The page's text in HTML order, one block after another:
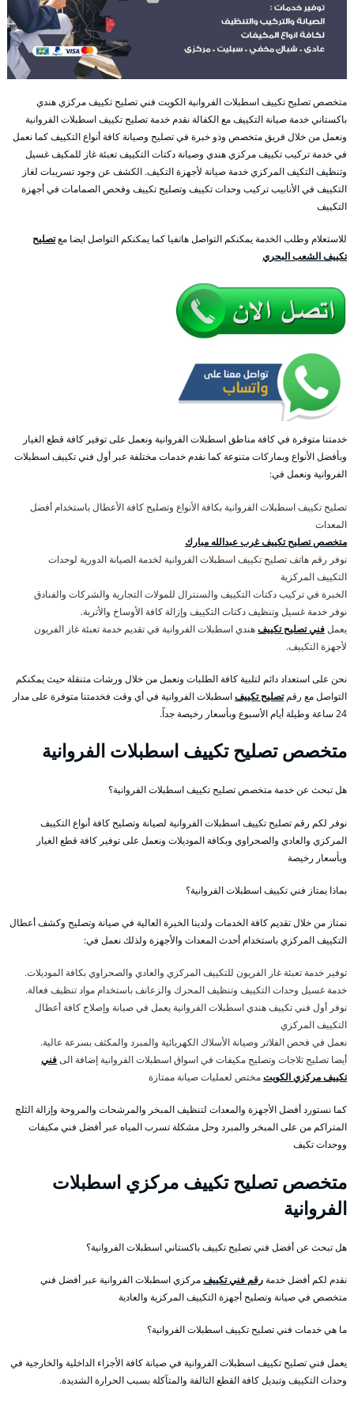
متخصص تصليح تكييف اسطبلات الفروانية الكويت فني تصليح تكييف مركزي هندي
باكستاني خدمة صيانة التكييف مع الكفالة نقدم خدمة تصليح تكييف اسطبلات الفروانية
ونعمل من خلال فريق متخصص وذو خبرة في تصليح وصيانة كافة أنواع التكييف كما نعمل
في خدمة تركيب تكييف مركزي هندي وصيانة دكتات التكييف تعبئة غاز للمكيف غسيل
وتنظيف التكيف المركزي خدمة صيانة لأجهزة التكيف. الكشف عن وجود تسريبات لغاز
التكييف في الأنابيب تركيب وحدات تكييف وتصليح تكييف وفحص الصمامات في أجهزة
التكييف
للاستعلام وطلب الخدمة يمكنكم التواصل هاتفيا كما يمكنكم التواصل ايضا معتصليح
تكييف الشعب البحري
خدمتنا متوفرة في كافة مناطق اسطبلات الفروانية ونعمل على توفير كافة قطع الغيار
وبأفضل الأنواع وبماركات متنوعة كما نقدم خدمات مختلفة عبر أول فني تكييف اسطبلات
الفروانية ونعمل في:
تصليح تكييف اسطبلات الفروانية بكافة الأنواع وتصليح كافة الأعطال باستخدام أفضل
المعدات
متخصص تصليح تكييف غرب عبدالله مبارك
نوفر رقم هاتف تصليح تكييف اسطبلات الفروانية لخدمة الصيانة الدورية لوحدات
التكييف المركزية
الخبرة في تركيب دكتات التكييف والسنترال للمولات التجارية والشركات والفنادق
نوفر خدمة غسيل وتنظيف دكتات التكييف وإزالة كافة الأوساخ والأتربة.
يعملفني تصليح تكييفهندي اسطبلات الفروانية في تقديم خدمة تعبئة غاز الفريون
لأجهزة التكييف.
نحن على استعداد دائم لتلبية كافة الطلبات ونعمل من خلال ورشات متنقلة حيث يمكنكم
التواصل مع رقمتصليح تكييفاسطبلات الفروانية في أي وقت فخدمتنا متوفرة على مدار
24 ساعة وطيلة أيام الأسبوع وبأسعار رخيصة جداً.
متخصص تصليح تكييف اسطبلات الفروانية
هل تبحث عن خدمة متخصص تصليح تكييف اسطبلات الفروانية؟
نوفر لكم رقم تصليح تكييف اسطبلات الفروانية لصيانة وتصليح كافة أنواع التكييف
المركزي والعادي والصحراوي وبكافة الموديلات ونعمل على توفير كافة قطع الغيار
وبأسعار رخيصة
بماذا يمتاز فني تكييف اسطبلات الفروانية؟
نمتاز من خلال تقديم كافة الخدمات ولدينا الخبرة العالية في صيانة وتصليح وكشف أعطال
التكييف المركزي باستخدام أحدث المعدات والأجهزة ولذلك نعمل في:
توفير خدمة تعبئة غاز الفريون للتكييف المركزي والعادي والصحراوي بكافة الموديلات.
خدمة غسيل وحدات التكييف وتنظيف المحرك والزعانف باستخدام مواد تنظيف فعالة.
نوفر أول فني تكييف هندي اسطبلات الفروانية يعمل في صيانة وإصلاح كافة أعطال
التكييف المركزي
نعمل في فحص الفلاتر وصيانة الأسلاك الكهربائية والمبرد والمكثف بسرعة عالية.
أيضا تصليح ثلاجات وتصليح مكيفات في اسواق اسطبلات الفروانية إضافة الىفني
تكييف مركزي الكويتمختص لعمليات صيانة ممتازة
كما نستورد أفضل الأجهزة والمعدات لتنظيف المبخر والمرشحات والمروحة وإزالة الثلج
المتراكم من على المبخر والمبرد وحل مشكلة تسرب المياه عبر أفضل فني مكيفات
ووحدات تكيف
متخصص تصليح تكييف مركزي اسطبلات
الفروانية
هل تبحث عن أفضل فني تصليح تكييف باكستاني اسطبلات الفروانية؟
نقدم لكم أفضل خدمةرقم فني تكييفمركزي اسطبلات الفروانية عبر أفضل فني
متخصص في صيانة وتصليح أجهزة التكييف المركزية والعادية
ما هي خدمات فني تصليح تكييف اسطبلات الفروانية؟
يعمل فني تصليح تكييف اسطبلات الفروانية في صيانة كافة الأجزاء الداخلية والخارجية في
وحدات التكييف وتبديل كافة القطع التالفة والمتآكلة بسبب الحرارة الشديدة.